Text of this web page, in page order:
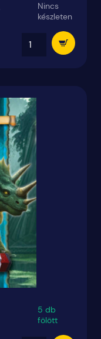
Nincs
készleten
5 db
fölött